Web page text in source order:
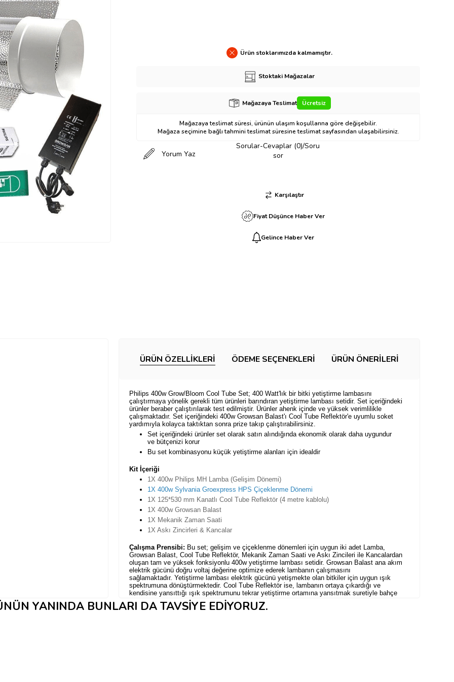
Ürün stoklarımızda kalmamıştır.
Stoktaki Mağazalar
Mağazaya Teslimat Ücretsiz
Mağazaya teslimat süresi, ürünün ulaşım koşullarına göre değişebilir.
Mağaza seçimine bağlı tahmini teslimat süresine teslimat sayfasından ulaşabilirsiniz.
Yorum Yaz
Sorular-Cevaplar (0)/Soru
sor
Karşılaştır
Fiyat Düşünce Haber Ver
Gelince Haber Ver
ÜRÜN ÖZELLIKLERI ÖDEME SEÇENEKLERI ÜRÜN ÖNERILERI
Philips 400w Grow/Bloom Cool Tube Set; 400 Watt'lık bir bitki yetiştirme lambasını
çalıştırmaya yönelik gerekli tüm ürünleri barındıran yetiştirme lambası setidir. Set içeriğindeki
ürünler beraber çalıştırılarak test edilmiştir. Ürünler ahenk içinde ve yüksek verimlilikle
çalışmaktadır. Set içeriğindeki 400w Growsan Balast'ı Cool Tube Reflektör'e uyumlu soket
yardımıyla kolayca taktıktan sonra prize takıp çalıştırabilirsiniz.
Set içeriğindeki ürünler set olarak satın alındığında ekonomik olarak daha uygundur
ve bütçenizi korur
Bu set kombinasyonu küçük yetiştirme alanları için idealdir
Kit İçeriği
1X 400w Philips MH Lamba (Gelişim Dönemi)
1X 400w Sylvania Groexpress HPS Çiçeklenme Dönemi
1X 125*530 mm Kanatlı Cool Tube Reflektör (4 metre kablolu)
1X 400w Growsan Balast
1X Mekanik Zaman Saati
1X Askı Zincirleri & Kancalar
Çalışma Prensibi: Bu set; gelişim ve çiçeklenme dönemleri için uygun iki adet Lamba,
Growsan Balast, Cool Tube Reflektör, Mekanik Zaman Saati ve Askı Zincileri ile Kancalardan
oluşan tam ve yüksek fonksiyonlu 400w yetiştirme lambası setidir. Growsan Balast ana akım
elektrik gücünü doğru voltaj değerine optimize ederek lambanın çalışmasını
sağlamaktadır. Yetiştirme lambası elektrik gücünü yetişmekte olan bitkiler için uygun ışık
spektrumuna dönüştürmektedir. Cool Tube Reflektör ise, lambanın ortaya çıkardığı ve
kendisine yansıttığı ışık spektrumunu tekrar yetiştirme ortamına yansıtmak suretiyle bahçe
verimliliğinizi arttırmaktadır. Zira reflektörden geri yansıyan ışık bitki tarafından
kullanılabilecektir.Cool Tube Reflektör, özellikle yaz aylarında yetiştirme ortamınızın
YANINDA BUNLARI DA TAVSIYE EDIYORUZ.